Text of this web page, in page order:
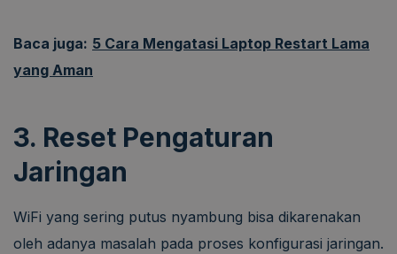
Baca juga: 5 Cara Mengatasi Laptop Restart Lama
yang Aman
3. Reset Pengaturan
Jaringan
WiFi yang sering putus nyambung bisa dikarenakan
oleh adanya masalah pada proses konfigurasi jaringan.